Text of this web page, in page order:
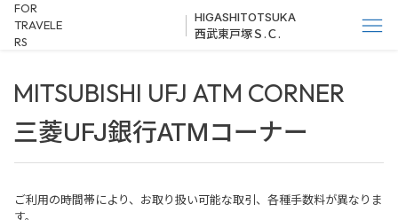
FOR
TRAVELE
RS
HIGASHITOTSUKA
西武東戸塚Ｓ.Ｃ.
MITSUBISHI UFJ ATM CORNER
三菱UFJ銀行ATMコーナー
ご利用の時間帯により、お取り扱い可能な取引、各種手数料が異なりま
す。